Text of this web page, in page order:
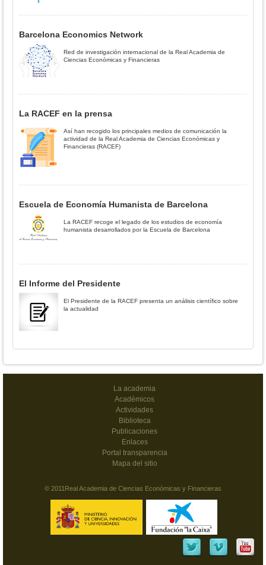
Barcelona Economics Network
Red de investigación internacional de la Real Academia de
Ciencias Económicas y Financieras
La RACEF en la prensa
Así han recogido los principales medios de comunicación la
actividad de la Real Academia de Ciencias Económicas y
Financieras (RACEF)
Escuela de Economía Humanista de Barcelona
La RACEF recoge el legado de los estudios de economía
humanista desarrollados por la Escuela de Barcelona
El Informe del Presidente
El Presidente de la RACEF presenta un análisis científico sobre
la actualidad
La academia
Académicos
Actividades
Biblioteca
Publicaciones
Enlaces
Portal transparencia
Mapa del sitio
© 2011Real Academia de Ciencias Económicas y Financieras